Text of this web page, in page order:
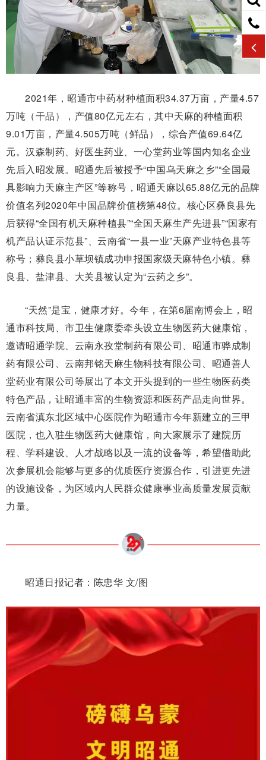
2021年，昭通市中药材种植面积34.37万亩，产量4.57
万吨（干品），产值80亿元左右，其中天麻的种植面积
9.01万亩，产量4.505万吨（鲜品），综合产值69.64亿
元。汉森制药、好医生药业、一心堂药业等国内知名企业
先后入昭发展。昭通先后被授予“中国乌天麻之乡”“全国最
具影响力天麻主产区”等称号，昭通天麻以65.88亿元的品牌
价值名列2020年中国品牌价值榜第48位。核心区彝良县先
后获得“全国有机天麻种植县”“全国天麻生产先进县”“国家有
机产品认证示范县”、云南省“一县一业”天麻产业特色县等
称号；彝良县小草坝镇成功申报国家级天麻特色小镇。彝
良县、盐津县、大关县被认定为“云药之乡”。
“天然”是宝，健康才好。今年，在第6届南博会上，昭
通市科技局、市卫生健康委牵头设立生物医药大健康馆，
邀请昭通学院、云南永孜堂制药有限公司、昭通市骅成制
药有限公司、云南邦铭天麻生物科技有限公司、昭通善人
堂药业有限公司等展出了本文开头提到的一些生物医药类
特色产品，让昭通丰富的生物资源和医药产品走向世界。
云南省滇东北区域中心医院作为昭通市今年新建立的三甲
医院，也入驻生物医药大健康馆，向大家展示了建院历
程、学科建设、人才战略以及一流的设备等，希望借助此
次参展机会能够与更多的优质医疗资源合作，引进更先进
的设施设备，为区域内人民群众健康事业高质量发展贡献
力量。
昭通日报记者：陈忠华 文/图